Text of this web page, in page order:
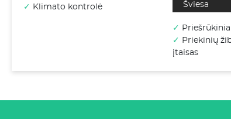
✓ Klimato kontrolė Šviesa
✓
✓ Priekinių
įtaisas